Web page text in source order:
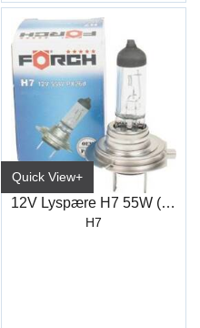
Quick View+
12V Lyspære H7 55W (12972) Förch *****
H7